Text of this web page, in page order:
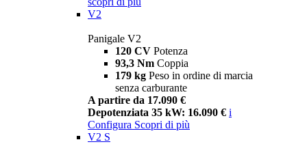
V2
Panigale V2
120 CV Potenza
93,3 Nm Coppia
179 kg Peso in ordine di marcia
senza carburante
A partire da 17.090 €
Depotenziata 35 kW: 16.090 € i
Configura Scopri di più
V2 S